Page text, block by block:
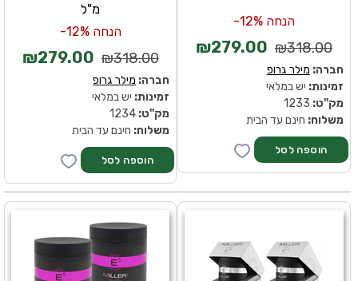
מ"ל
הנחה 12%-
₪318.00
₪279.00
חברה: מילר גרופ
זמינות: יש במלאי
מק''ט:
משלוח: חינם עד הבית
הנחה 12%-
₪318.00
₪279.00
חברה: מילר גרופ
זמינות: יש במלאי
מק''ט:
משלוח: חינם עד הבית